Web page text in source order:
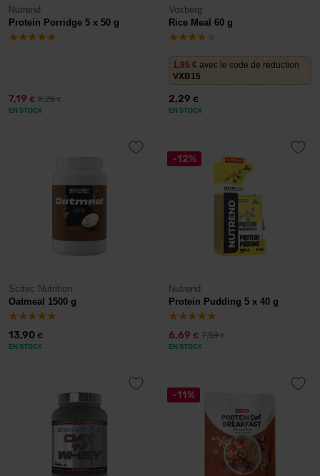
Nutrend
Protein Porridge 5 x 50 g
7,19 € 8,29€
EN STOCK
Voxberg
Rice Meal 60 g
1,95 € avec le code de réduction
VXB15
2,29 €
EN STOCK
Scitec Nutrition
Oatmeal 1500 g
13,90 €
EN STOCK
-12%
Nutrend
Protein Pudding 5 x 40 g
6,69 € 7,59€
EN STOCK
-11%